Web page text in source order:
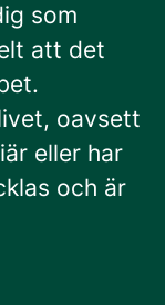
som
att det
oavsett
eller har
och är